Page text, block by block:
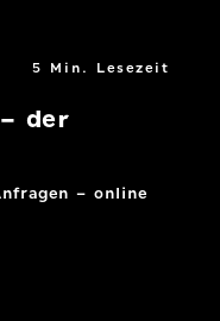
5 Min. Lesezeit
der
– online